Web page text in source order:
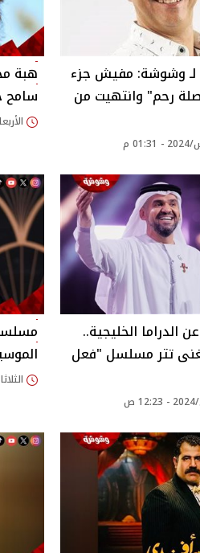
وشوشة: مفيش جزء
رحم" وانتهيت من
هبة
سامح
الأربعاء 28/أغسطس/
20 عاما عن الدراما الخليجية..
تتر مسلسل "فعل
الثلاثاء 27/أغسطس/